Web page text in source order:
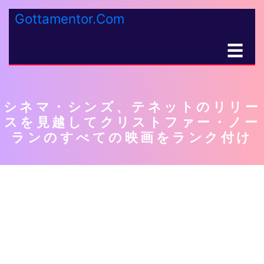
Gottamentor.Com
☰
シネマ・シンズ、テネットのリリー
スを見越してクリストファー・ノー
ランのすべての映画をランク付け